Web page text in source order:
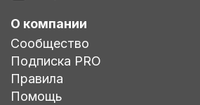
О компании
Сообщество
Подписка PRO
Правила
Помощь